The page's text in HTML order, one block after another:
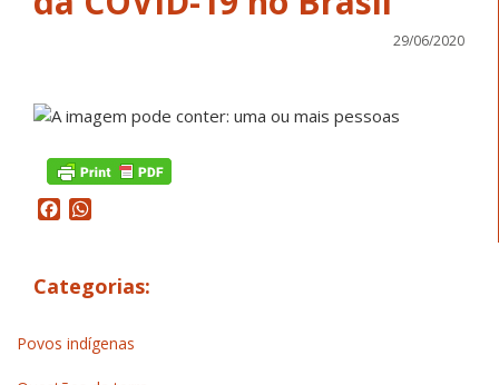
29/06/2020
Facebook
Categorias:
Povos indígenas